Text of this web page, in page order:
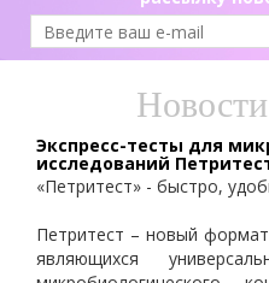
Экспресс-тесты для
исследований
«Петритест» - быстро,
Петритест – новый
являющихся